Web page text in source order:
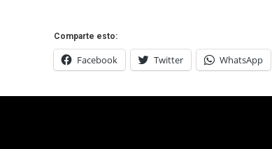
Comparte esto:
Facebook Twitter WhatsApp